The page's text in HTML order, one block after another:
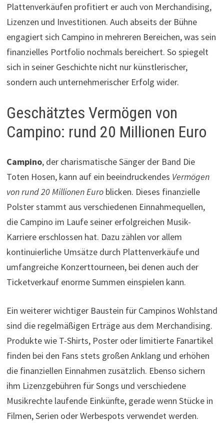
Plattenverkäufen profitiert er auch von Merchandising,
Lizenzen und Investitionen. Auch abseits der Bühne
engagiert sich Campino in mehreren Bereichen, was sein
finanzielles Portfolio nochmals bereichert. So spiegelt
sich in seiner Geschichte nicht nur künstlerischer,
sondern auch unternehmerischer Erfolg wider.
Geschätztes Vermögen von
Campino: rund 20 Millionen Euro
Campino, der charismatische Sänger der Band Die
Toten Hosen, kann auf ein beeindruckendes Vermögen
von rund 20 Millionen Euroblicken. Dieses finanzielle
Polster stammt aus verschiedenen Einnahmequellen,
die Campino im Laufe seiner erfolgreichen Musik-
Karriere erschlossen hat. Dazu zählen vor allem
kontinuierliche Umsätze durch Plattenverkäufe und
umfangreiche Konzerttourneen, bei denen auch der
Ticketverkauf enorme Summen einspielen kann.
Ein weiterer wichtiger Baustein für Campinos Wohlstand
sind die regelmäßigen Erträge aus dem Merchandising.
Produkte wie T-Shirts, Poster oder limitierte Fanartikel
finden bei den Fans stets großen Anklang und erhöhen
die finanziellen Einnahmen zusätzlich. Ebenso sichern
ihm Lizenzgebühren für Songs und verschiedene
Musikrechte laufende Einkünfte, gerade wenn Stücke in
Filmen, Serien oder Werbespots verwendet werden.